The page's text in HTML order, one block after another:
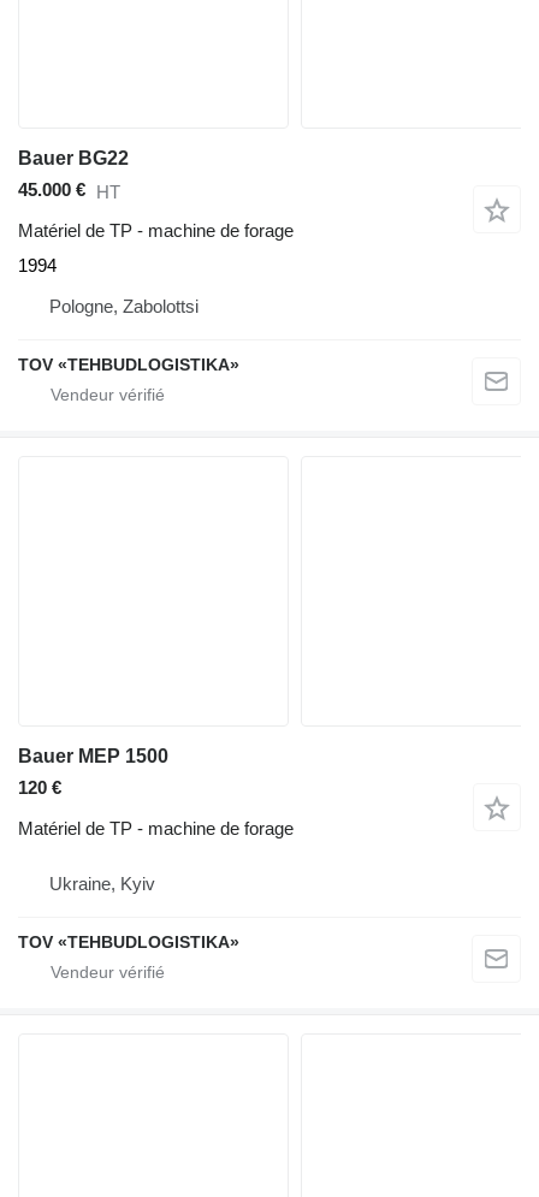
Bauer BG22
45.000 € HT
Matériel de TP - machine de forage
1994
Pologne, Zabolottsi
TOV «TEHBUDLOGISTIKA»
Bauer MEP 1500
120 €
Matériel de TP - machine de forage
Ukraine, Kyiv
TOV «TEHBUDLOGISTIKA»